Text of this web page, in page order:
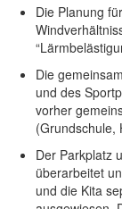
Die Planung
Die
und des
vorher
(Grundschule,
Der Parkplatz
überarbeitet
und die Kita